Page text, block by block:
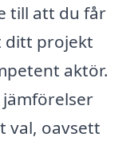
till att du får
ditt projekt
aktör.
val, oavsett